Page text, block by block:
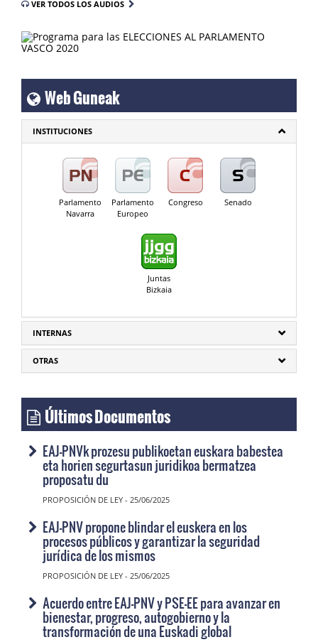
VER TODOS LOS AUDIOS
Web Guneak
INSTITUCIONES
Parlamento
Navarra
Parlamento
Europeo
Congreso Senado
Juntas
Bizkaia
INTERNAS
OTRAS
Últimos Documentos
EAJ-PNVk prozesu publikoetan euskara babestea
eta horien segurtasun juridikoa bermatzea
proposatu du
PROPOSICIÓN DE LEY - 25/06/2025
EAJ-PNV propone blindar el euskera en los
procesos públicos y garantizar la seguridad
jurídica de los mismos
PROPOSICIÓN DE LEY - 25/06/2025
Acuerdo entre EAJ-PNV y PSE-EE para avanzar en
bienestar, progreso, autogobierno y la
transformación de una Euskadi global